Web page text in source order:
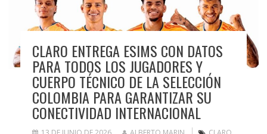
CLARO ENTREGA ESIMS CON DATOS
PARA TODOS LOS JUGADORES Y
CUERPO TÉCNICO DE LA SELECCIÓN
COLOMBIA PARA GARANTIZAR SU
CONECTIVIDAD INTERNACIONAL